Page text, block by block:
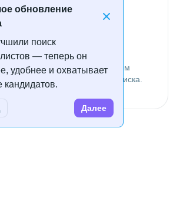
обновление
поиск
— теперь он
удобнее и охватывает
кандидатов.
Далее
не найдены
специалистов по заданным
изменить условия поиска.